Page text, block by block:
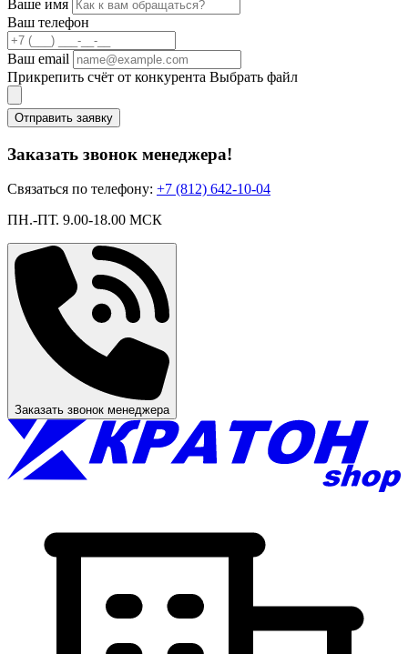
Ваше имя
Ваш телефон
Ваш email
Прикрепить счёт от конкурента Выбрать файл
Отправить заявку
Заказать звонок менеджера!
Связаться по телефону: +7 (812) 642-10-04
ПН.-ПТ. 9.00-18.00 МСК
Заказать звонок менеджера